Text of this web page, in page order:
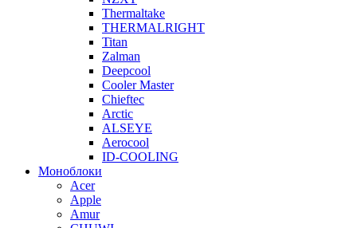
Thermaltake
THERMALRIGHT
Titan
Zalman
Deepcool
Cooler Master
Chieftec
Arctic
ALSEYE
Aerocool
ID-COOLING
Моноблоки
Acer
Apple
Amur